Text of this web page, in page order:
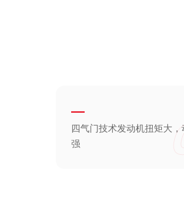
四气门技术发动机扭矩大，
强